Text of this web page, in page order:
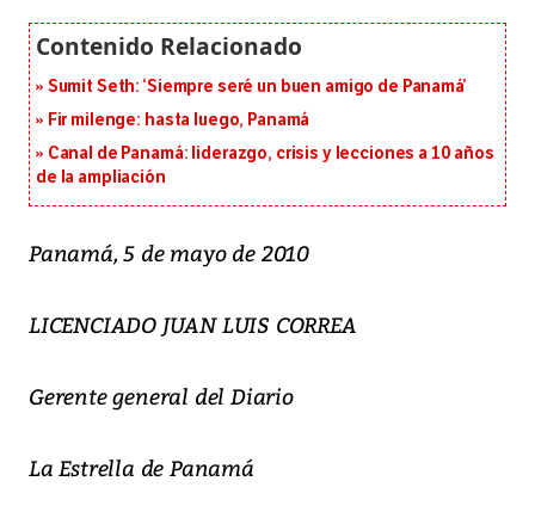
Sumit Seth: ‘Siempre seré un buen amigo de Panamá’
Fir milenge: hasta luego, Panamá
Canal de Panamá: liderazgo, crisis y lecciones a 10 años
de la ampliación
Panamá, 5 de mayo de 2010
LICENCIADO JUAN LUIS CORREA
Gerente general del Diario
La Estrella de Panamá